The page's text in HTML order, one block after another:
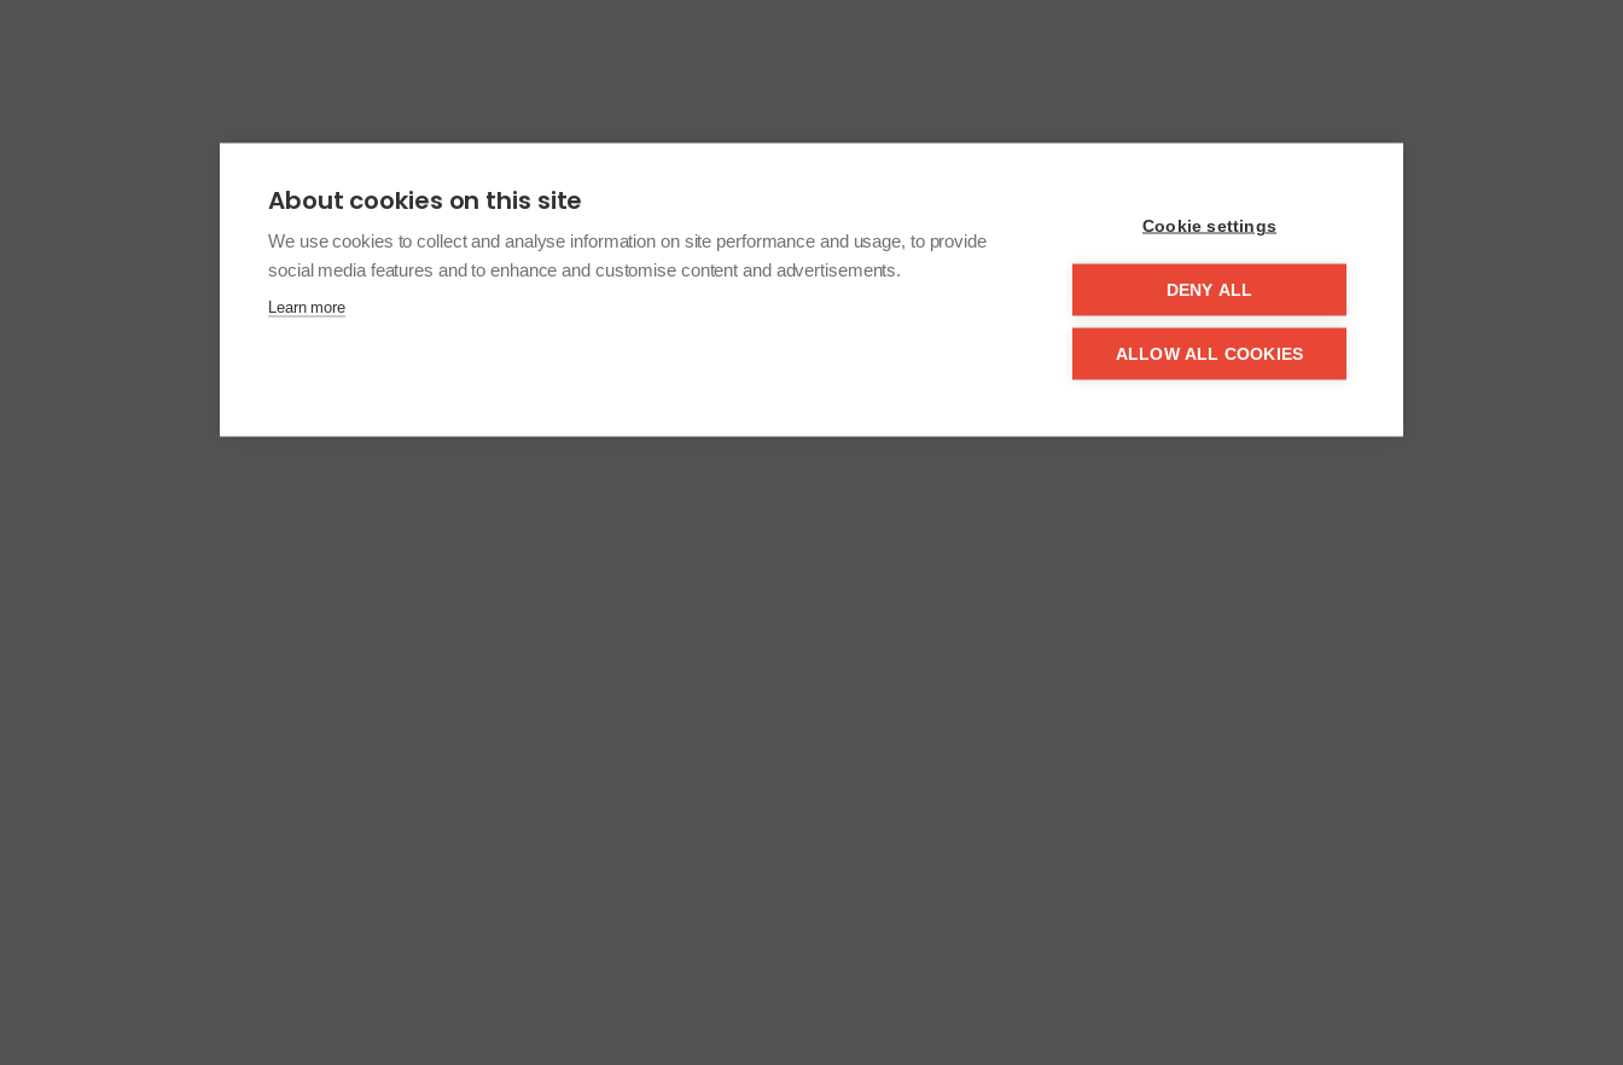
About cookies on this site
We use cookies to collect and analyse information on site performance and usage, to provide
social media features and to enhance and customise content and advertisements.
Learn more
Cookie settings
DENY ALL
ALLOW ALL COOKIES